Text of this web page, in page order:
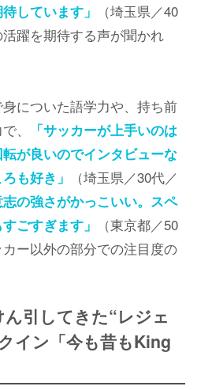
しています」
（埼玉県／40
躍を期待する声が聞かれ
についた語学力や、持ち前
、
「サッカーが上手いのは
が良いのでインタビューな
も好き」
（埼玉県／30代／
志の強さがかっこいい。スペ
ごすぎます」
（東京都／50
ー以外の部分での注目度の
引してきた“レジェ
イン「今も昔もKing